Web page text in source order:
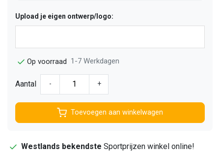
Upload je eigen ontwerp/logo:
Op voorraad 1-7 Werkdagen
Aantal - +
Toevoegen aan winkelwagen
Westlands bekendste Sportprijzen winkel online!